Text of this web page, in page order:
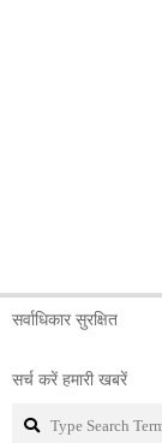
सर्वाधिकार सुरक्षित
सर्च करें हमारी खबरें